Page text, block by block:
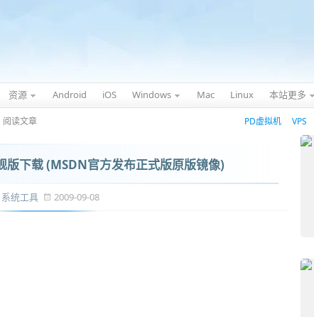
资源 Android iOS Windows Mac Linux 本站更多
阅读文章 PD虚拟机 VPS
下载 (MSDN官方发布正式版原版镜像)
系统工具 2009-09-08